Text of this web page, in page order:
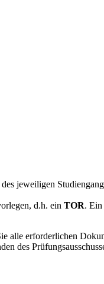
des jeweiligen
d.h. ein TOR. Ein
alle erforderlichen
des